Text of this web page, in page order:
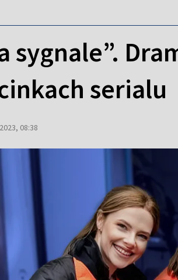
sygnale”.
serialu
08:38